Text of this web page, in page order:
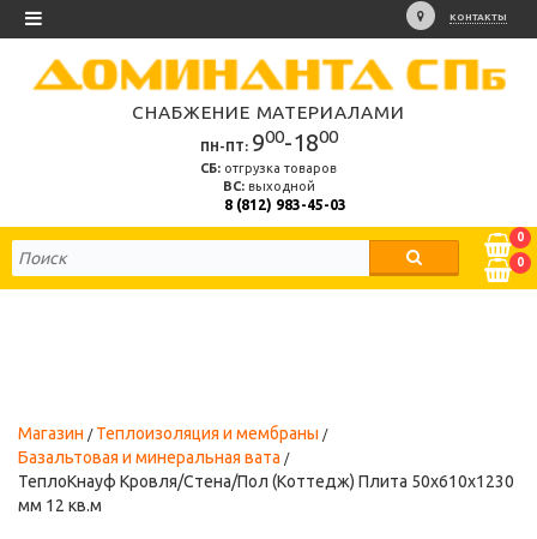
КОНТАКТЫ
СНАБЖЕНИЕ МАТЕРИАЛАМИ
ПН-ПТ: 900-1800
СБ: отгрузка товаров
ВС:выходной
8 (812) 983-45-03
0
0
Магазин
Теплоизоляция и мембраны
Базальтовая и минеральная вата
ТеплоКнауф Кровля/Стена/Пол (Коттедж) Плита 50х610х1230
мм 12 кв.м